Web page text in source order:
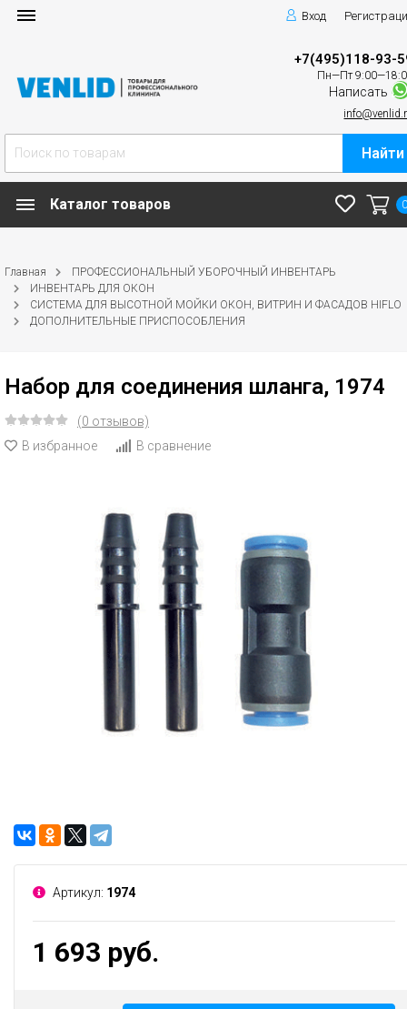
Вход
+7(495)118-93-
Пн—Пт
Написать
Найти
Каталог товаров
Главная
ПРОФЕССИОНАЛЬНЫЙ УБОРОЧНЫЙ ИНВЕНТАРЬ
ИНВЕНТАРЬ ДЛЯ ОКОН
СИСТЕМА ДЛЯ ВЫСОТНОЙ МОЙКИ ОКОН, ВИТРИН И ФАСАДОВ HIFLO
ДОПОЛНИТЕЛЬНЫЕ ПРИСПОСОБЛЕНИЯ
Набор для соединения шланга, 1974
(0 отзывов)
В избранное
В сравнение
Артикул: 1974
1 693 руб.